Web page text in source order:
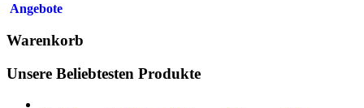
Angebote
Warenkorb
Unsere Beliebtesten Produkte